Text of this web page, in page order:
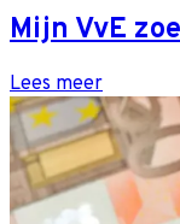
Mijn VvE
Lees meer